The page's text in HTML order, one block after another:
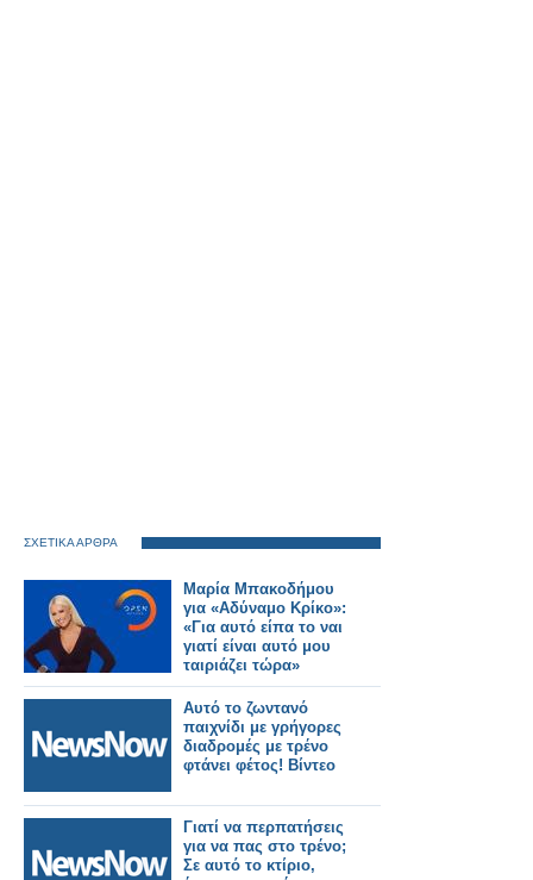
ΣΧΕΤΙΚΑ ΑΡΘΡΑ
Μαρία Μπακοδήμου
για «Αδύναμο Κρίκο»:
«Για αυτό είπα το ναι
γιατί είναι αυτό μου
ταιριάζει τώρα»
Αυτό το ζωντανό
παιχνίδι με γρήγορες
διαδρομές με τρένο
φτάνει φέτος! Βίντεο
Γιατί να περπατήσεις
για να πας στο τρένο;
Σε αυτό το κτίριο,